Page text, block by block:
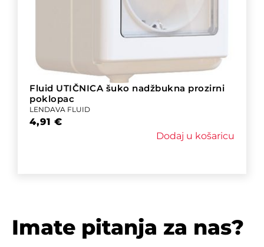
Fluid UTIČNICA šuko nadžbukna prozirni
poklopac
LENDAVA FLUID
4,91 €
Dodaj u košaricu
Imate pitanja za nas?